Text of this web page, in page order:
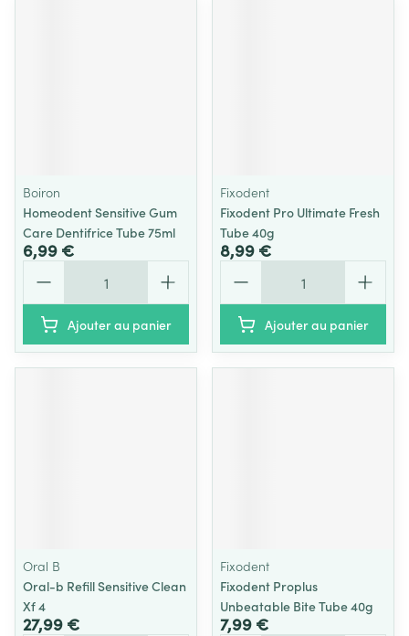
Boiron
Homeodent Sensitive Gum
Care Dentifrice Tube 75ml
6,99 €
Ajouter au panier
Fixodent
Fixodent Pro Ultimate Fresh
Tube 40g
8,99 €
Ajouter au panier
Oral B
Oral-b Refill Sensitive Clean
Xf 4
27,99 €
Fixodent
Fixodent Proplus
Unbeatable Bite Tube 40g
7,99 €